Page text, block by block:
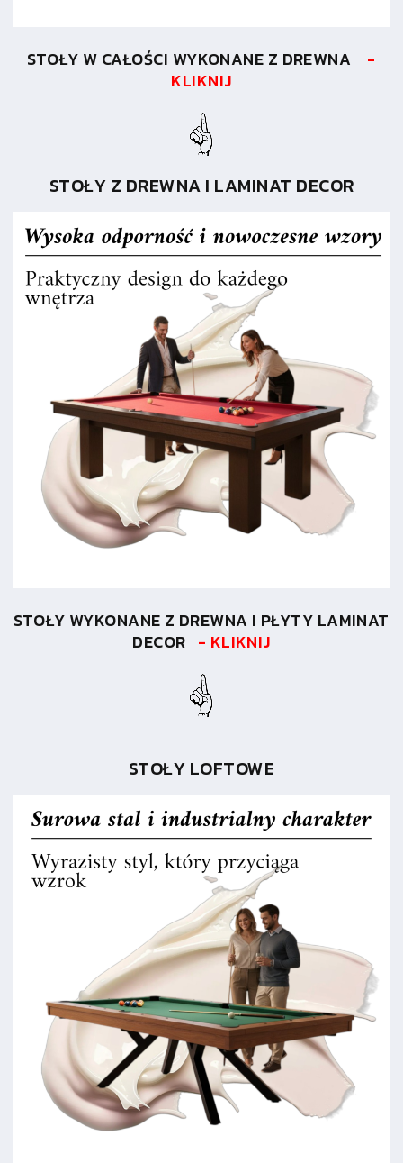
STOŁY W CAŁOŚCI WYKONANE Z DREWNA -
KLIKNIJ
STOŁY Z DREWNA I LAMINAT DECOR
STOŁY WYKONANE Z DREWNA I PŁYTY LAMINAT
DECOR - KLIKNIJ
STOŁY LOFTOWE